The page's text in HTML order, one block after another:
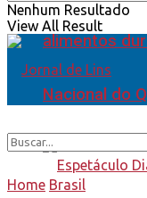
alimentos
Nacional do
Nenhum Resultado
View All Result
Home Brasil